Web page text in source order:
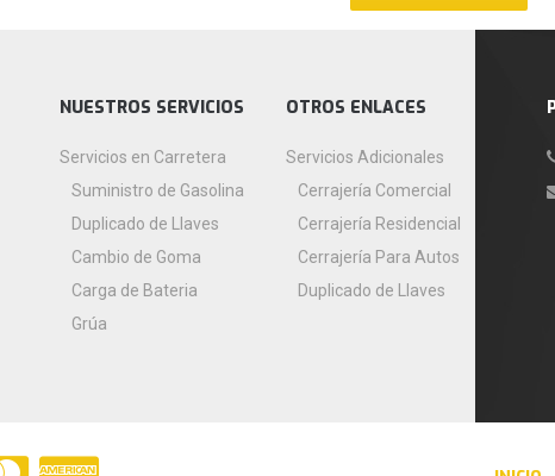
NUESTROS SERVICIOS
Servicios en Carretera
Suministro de Gasolina
Duplicado de Llaves
Cambio de Goma
Carga de Bateria
Grúa
OTROS ENLACES
Servicios Adicionales
Cerrajería Comercial
Cerrajería Residencial
Cerrajería Para Autos
Duplicado de Llaves